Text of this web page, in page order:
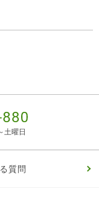
土曜日
質問